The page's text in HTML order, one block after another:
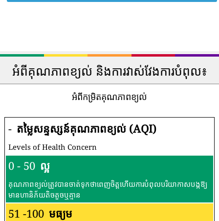
អំពីគុណភាពខ្យល់ និងការវាស់វែងការបំពុល៖
អំពីកម្រិតគុណភាពខ្យល់
- តម្លៃសន្ទស្សន៍គុណភាពខ្យល់ (AQI)
Levels of Health Concern
0 - 50 ល្អ
គុណភាពខ្យល់ត្រូវបានចាត់ទុកថាពេញចិត្តហើយការបំពុលបរិយាកាសបង្កឱ្យ
មានហានិភ័យតិចតួចឬគ្មាន
51 -100 មធ្យម